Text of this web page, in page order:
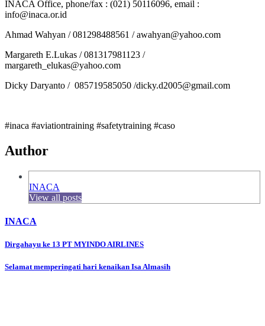
INACA Office, phone/fax : (021) 50116096, email :
info@inaca.or.id
Ahmad Wahyan / 081298488561 / awahyan@yahoo.com
Margareth E.Lukas / 081317981123 /
margareth_elukas@yahoo.com
Dicky Daryanto / 085719585050 /dicky.d2005@gmail.com
#inaca #aviationtraining #safetytraining #caso
Author
INACA
View all posts
INACA
Post
navigation
Dirgahayu ke 13 PT MYINDO AIRLINES
Selamat memperingati hari kenaikan Isa Almasih